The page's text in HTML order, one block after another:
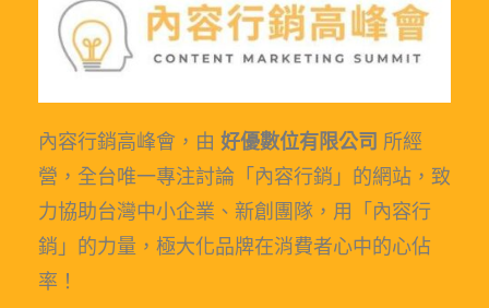
內容行銷高峰會，由 好優數位有限公司 所經
營，全台唯一專注討論「內容行銷」的網站，致
力協助台灣中小企業、新創團隊，用「內容行
銷」的力量，極大化品牌在消費者心中的心佔
率！